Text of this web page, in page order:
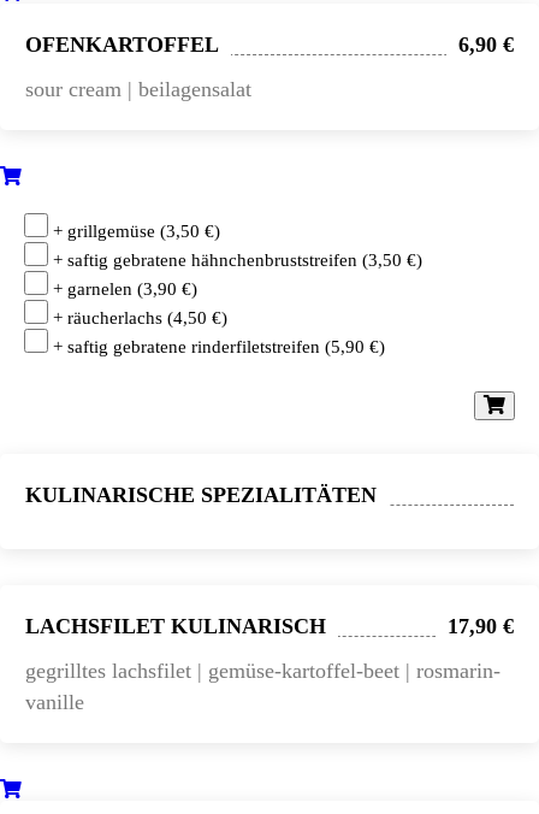
OFENKARTOFFEL
6,90 €
sour cream | beilagensalat
+ grillgemüse (3,50 €)
+ saftig gebratene hähnchenbruststreifen (3,50 €)
+ garnelen (3,90 €)
+ räucherlachs (4,50 €)
+ saftig gebratene rinderfiletstreifen (5,90 €)
KULINARISCHE SPEZIALITÄTEN
LACHSFILET KULINARISCH
17,90 €
gegrilltes lachsfilet | gemüse-kartoffel-beet | rosmarin-
vanille